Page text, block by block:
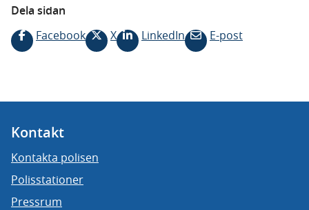
Dela sidan
Facebook
X LinkedIn E-post
Kontakt
Kontakta polisen
Polisstationer
Pressrum